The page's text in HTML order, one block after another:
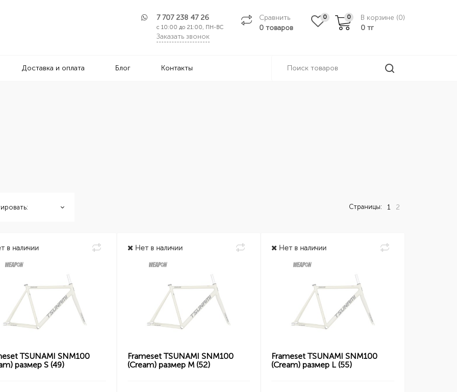
7 707 238 47 26
с 10:00 до 21:00, ПН-ВС
Заказать звонок
Сравнить
0 товаров
0 0 В корзине (0)
0 тг
Доставка и оплата Блог Контакты
Страницы: 1 2
в наличии
TSUNAMI SNM100
размер S (49)
Нет в наличии
Frameset TSUNAMI SNM100
(Cream) размер M (52)
Нет в наличии
Frameset TSUNAMI SNM100
(Cream) размер L (55)